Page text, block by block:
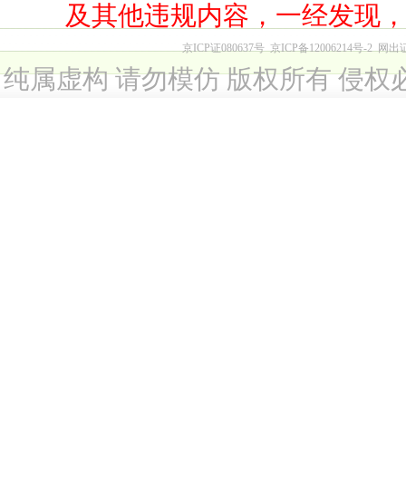
及其他违规内容，一经发现
京ICP证080637号 京ICP备12006214号-2 网出
纯属虚构 请勿模仿 版权所有 侵权